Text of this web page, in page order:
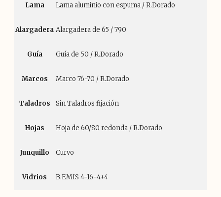
Lama Lama aluminio con espuma / R.Dorado
Alargadera Alargadera de 65 / 790
Guía Guía de 50 / R.Dorado
Marcos Marco 76-70 / R.Dorado
Taladros Sin Taladros fijación
Hojas Hoja de 60/80 redonda / R.Dorado
Junquillo Curvo
Vidrios B.EMIS 4-16-4+4